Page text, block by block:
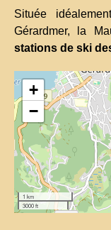
Située
Gérardmer, la
stations de ski
+
−
1 km
3000 ft